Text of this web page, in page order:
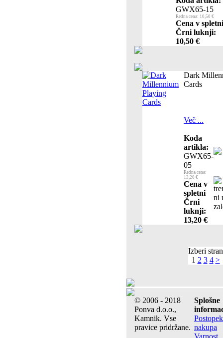
GWX65-15
Redna cena: 10,50 €
Cena v spletni
Črni luknji:
10,50 €
Dark
Cards
Več ...
Koda
artikla:
GWX65-
05
Redna cena:
13,20 €
Cena v
spletni
Črni
luknji:
13,20 €
Izberi stran
1 2 3 4 >
© 2006 - 2018
Ponva d.o.o.,
Kamnik. Vse
pravice pridržane.
Splošne
Postopek
nakupa
Varnost